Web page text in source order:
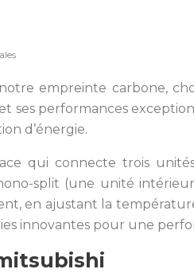
empreinte carbone,
ses performances
d’énergie.
qui connecte trois
split (une unité
en ajustant la
innovantes pour une